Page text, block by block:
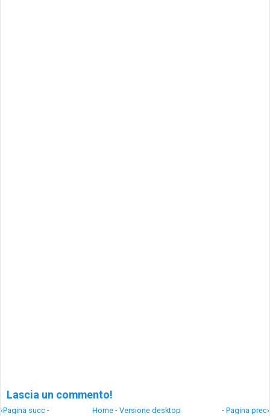
Lascia un commento!
‹Pagina succ - - Pagina prec›
Home - Versione desktop